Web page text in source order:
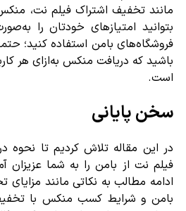
مانند تخفیف اشتراک فیلم نت،
بتوانید امتیازهای خودتان را
فروشگاه‌های بامن استفاده کنید؛
است.
سخن پایانی
در این مقاله تلاش کردیم تا نحوه
فیلم نت از بامن را به شما
ادامه مطالب به نکاتی مانند
بامن و شرایط کسب منکس با